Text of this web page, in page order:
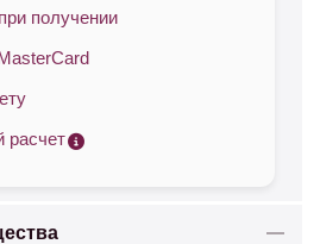
получении
расчет